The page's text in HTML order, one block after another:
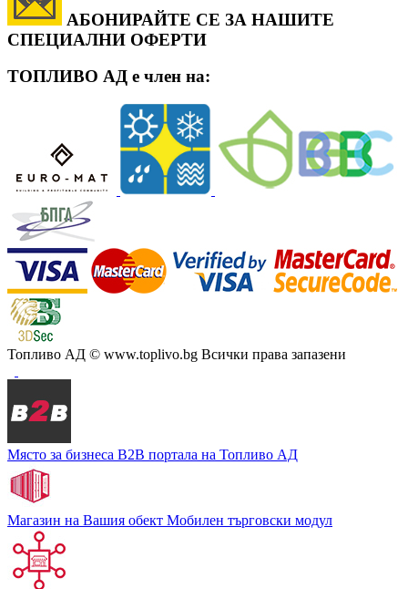
АБОНИРАЙТЕ СЕ ЗА НАШИТЕ
СПЕЦИАЛНИ ОФЕРТИ
ТОПЛИВО АД е член на:
Топливо АД © www.toplivo.bg Всички права запазени
Място за бизнеса В2В портала на Топливо АД
Магазин на Вашия обект Мобилен търговски модул